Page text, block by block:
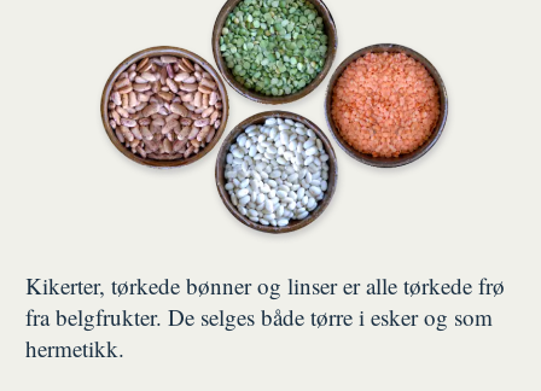
Kikerter, tørkede bønner og linser er alle tørkede frø
fra belgfrukter. De selges både tørre i esker og som
hermetikk.